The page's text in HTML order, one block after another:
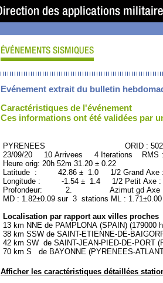
Evénement extrait du bulletin
Caractéristiques de l'événement
Ces informations ont été validées par
PYRENEES ORID :
23/09/20 10 Arrivees 4 Iterations RMS
Heure orig: 20h 52m 31.20 ± 0.22
Latitude : 42.86 ± 1.0 1/2 Grand
Longitude : -1.54 ± 1.4 1/2 Petit Axe
Profondeur: 2. Azimut gd Axe :
MD : 1.82±0.09 sur 3 stations ML :
Localisation par rapport aux villes proches
13 km NNE de PAMPLONA (SPAIN) (179000
38 km SSW de SAINT-ETIENNE-DE-
42 km SW de SAINT-JEAN-PIED-DE-PORT
70 km S de BAYONNE (PYRENEES-
Afficher les caractéristiques détaillées